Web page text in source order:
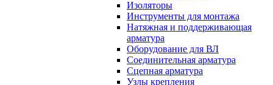
Изоляторы
Инструменты для монтажа
Натяжная и поддерживающая
арматура
Оборудование для ВЛ
Соединительная арматура
Сцепная арматура
Узлы крепления